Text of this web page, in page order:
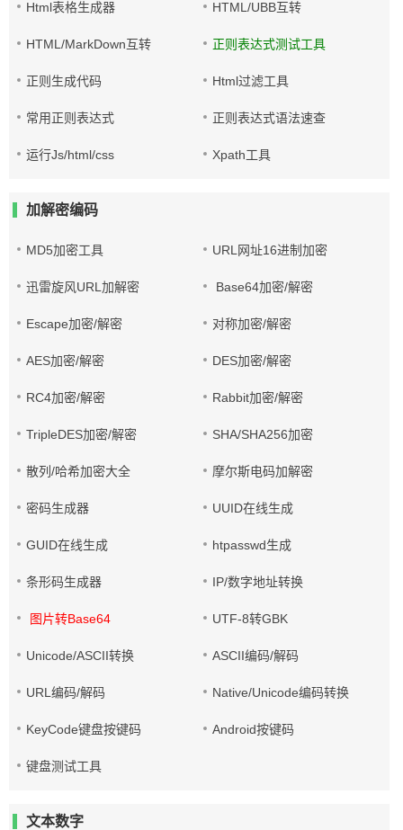
Html表格生成器 HTML/UBB互转
HTML/MarkDown互转 正则表达式测试工具
正则生成代码 Html过滤工具
常用正则表达式 正则表达式语法速查
运行Js/html/css Xpath工具
加解密编码
MD5加密工具 URL网址16进制加密
迅雷旋风URL加解密 Base64加密/解密
Escape加密/解密 对称加密/解密
AES加密/解密 DES加密/解密
RC4加密/解密 Rabbit加密/解密
TripleDES加密/解密 SHA/SHA256加密
散列/哈希加密大全 摩尔斯电码加解密
密码生成器 UUID在线生成
GUID在线生成 htpasswd生成
条形码生成器 IP/数字地址转换
图片转Base64 UTF-8转GBK
Unicode/ASCII转换 ASCII编码/解码
URL编码/解码 Native/Unicode编码转换
KeyCode键盘按键码 Android按键码
键盘测试工具
文本数字